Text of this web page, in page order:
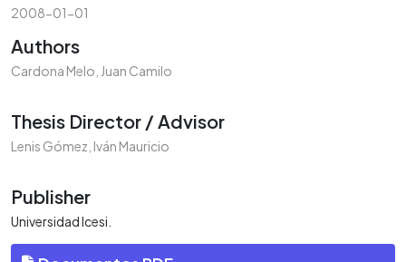
2008-01-01
Authors
Cardona Melo, Juan Camilo
Thesis Director / Advisor
Lenis Gómez, Iván Mauricio
Publisher
Universidad Icesi.